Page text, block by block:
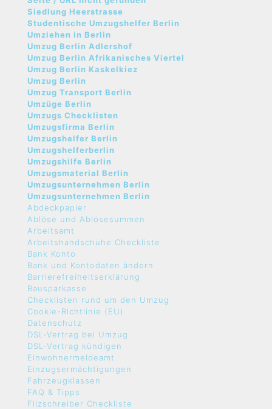
Siedlung Heerstrasse
Studentische Umzugshelfer Berlin
Umziehen in Berlin
Umzug Berlin Adlershof
Umzug Berlin Afrikanisches Viertel
Umzug Berlin Kaskelkiez
Umzug Berlin
Umzug Transport Berlin
Umzüge Berlin
Umzugs Checklisten
Umzugsfirma Berlin
Umzugshelfer Berlin
Umzugshelferberlin
Umzugshilfe Berlin
Umzugsmaterial Berlin
Umzugsunternehmen Berlin
Umzugsunternehmen Berlin
Abdeckpapier
Ablöse und Ablösesummen
Arbeitsamt
Arbeitshandschuhe Checkliste
Bank Konto
Bank und Kontodaten ändern
Barrierefreiheitserklärung
Bausparkasse
Checklisten rund um den Umzug
Cookie-Richtlinie (EU)
Datenschutz
DSL-Vertrag bei Umzug
DSL-Vertrag kündigen
Einwohnermeldeamt
Einzugsermächtigungen
Fahrzeugklassen
FAQ & Tipps
Filzschreiber Checkliste